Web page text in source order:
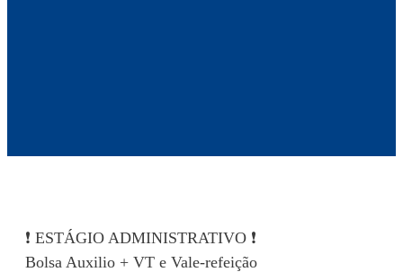
❗ ESTÁGIO ADMINISTRATIVO ❗
Bolsa Auxilio + VT e Vale-refeição